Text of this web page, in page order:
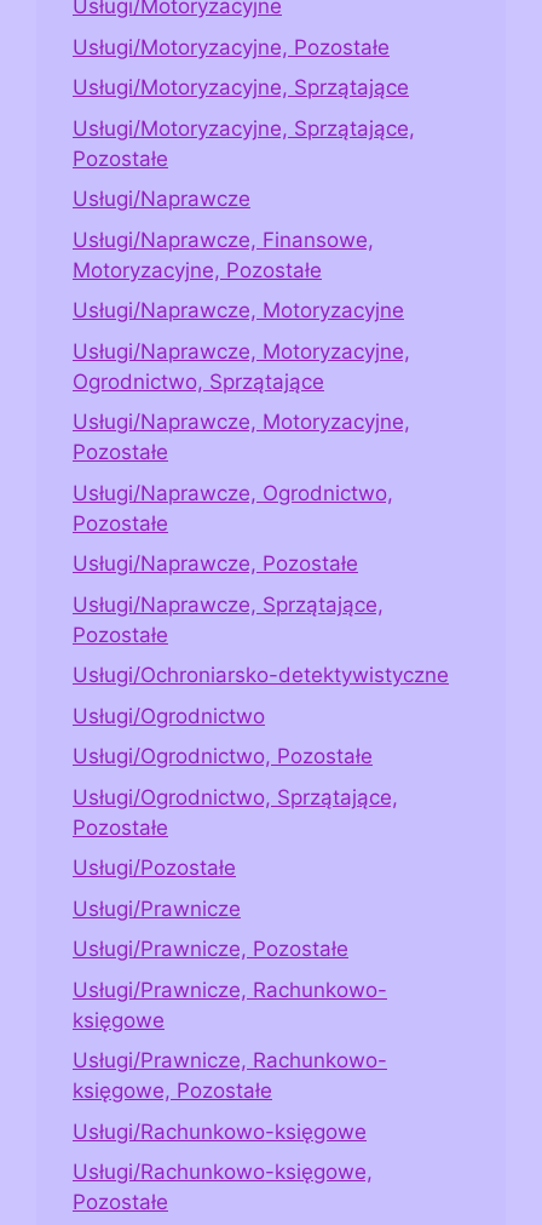
Usługi/Motoryzacyjne
Usługi/Motoryzacyjne, Pozostałe
Usługi/Motoryzacyjne, Sprzątające
Usługi/Motoryzacyjne, Sprzątające,
Pozostałe
Usługi/Naprawcze
Usługi/Naprawcze, Finansowe,
Motoryzacyjne, Pozostałe
Usługi/Naprawcze, Motoryzacyjne
Usługi/Naprawcze, Motoryzacyjne,
Ogrodnictwo, Sprzątające
Usługi/Naprawcze, Motoryzacyjne,
Pozostałe
Usługi/Naprawcze, Ogrodnictwo,
Pozostałe
Usługi/Naprawcze, Pozostałe
Usługi/Naprawcze, Sprzątające,
Pozostałe
Usługi/Ochroniarsko-detektywistyczne
Usługi/Ogrodnictwo
Usługi/Ogrodnictwo, Pozostałe
Usługi/Ogrodnictwo, Sprzątające,
Pozostałe
Usługi/Pozostałe
Usługi/Prawnicze
Usługi/Prawnicze, Pozostałe
Usługi/Prawnicze, Rachunkowo-
księgowe
Usługi/Prawnicze, Rachunkowo-
księgowe, Pozostałe
Usługi/Rachunkowo-księgowe
Usługi/Rachunkowo-księgowe,
Pozostałe